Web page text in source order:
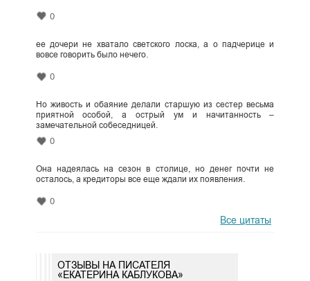
0
ее дочери не хватало светского лоска, а о падчерице и
вовсе говорить было нечего.
0
Но живость и обаяние делали старшую из сестер весьма
приятной особой, а острый ум и начитанность –
замечательной собеседницей.
0
Она надеялась на сезон в столице, но денег почти не
осталось, а кредиторы все еще ждали их появления.
0
Все цитаты
ОТЗЫВЫ НА ПИСАТЕЛЯ
«ЕКАТЕРИНА КАБЛУКОВА»